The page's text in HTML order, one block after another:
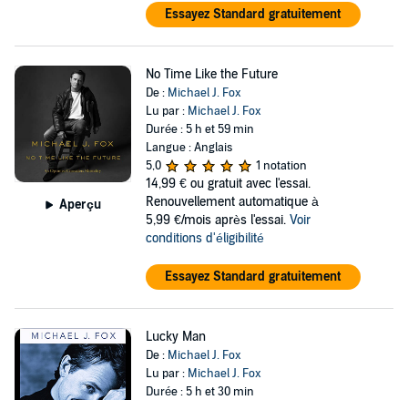
Essayez Standard gratuitement
Aperçu
No Time Like the Future
De : Michael J. Fox
Lu par : Michael J. Fox
Durée : 5 h et 59 min
Langue : Anglais
5,0
1 notation
14,99 € ou gratuit avec l'essai.
Renouvellement automatique à
5,99 €/mois après l'essai. Voir
conditions d'éligibilité
Essayez Standard gratuitement
Lucky Man
De : Michael J. Fox
Lu par : Michael J. Fox
Durée : 5 h et 30 min